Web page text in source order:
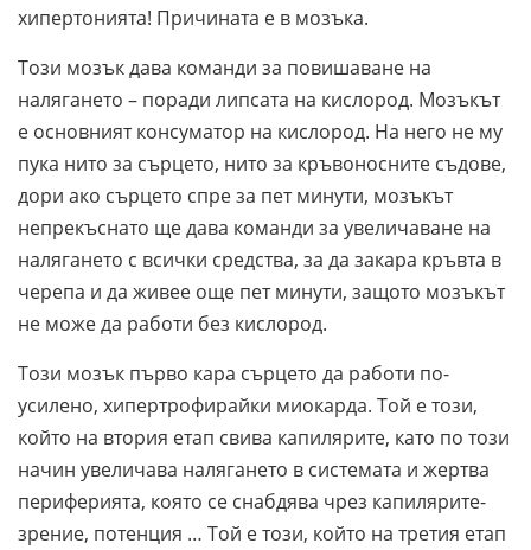
хипертонията! Причината е в мозъка.
Този мозък дава команди за повишаване на
налягането – поради липсата на кислород. Мозъкът
е основният консуматор на кислород. На него не му
пука нито за сърцето, нито за кръвоносните съдове,
дори ако сърцето спре за пет минути, мозъкът
непрекъснато ще дава команди за увеличаване на
налягането с всички средства, за да закара кръвта в
черепа и да живее още пет минути, защото мозъкът
не може да работи без кислород.
Този мозък първо кара сърцето да работи по-
усилено, хипертрофирайки миокарда. Той е този,
който на втория етап свива капилярите, като по този
начин увеличава налягането в системата и жертва
периферията, която се снабдява чрез капилярите-
зрение, потенция … Той е този, който на третия етап